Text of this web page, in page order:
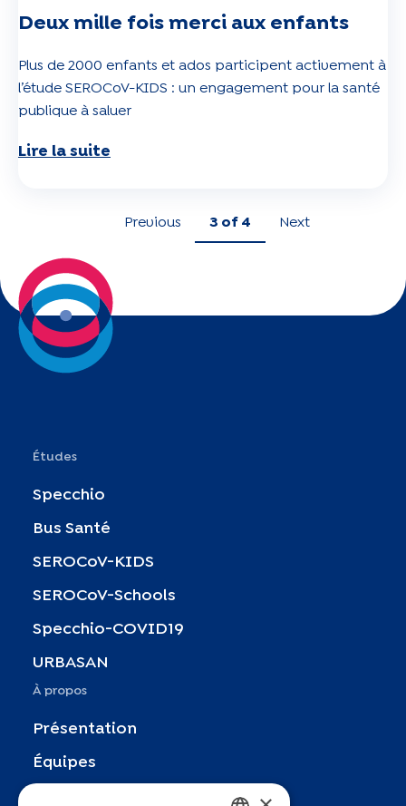
Deux mille fois merci aux enfants
Plus de 2000 enfants et ados participent activement à
l’étude SEROCoV-KIDS : un engagement pour la santé
publique à saluer
Lire la suite
Previous 3 of 4 Next
Études
Specchio
Bus Santé
SEROCoV-KIDS
SEROCoV-Schools
Specchio-COVID19
URBASAN
À propos
Présentation
Équipes